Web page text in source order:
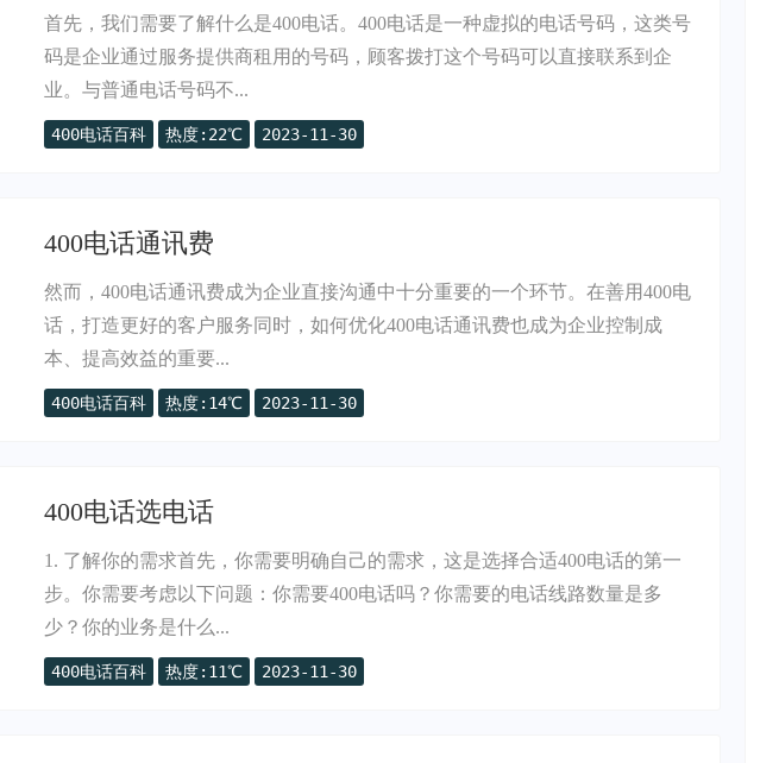
首先，我们需要了解什么是400电话。400电话是一种虚拟的电话号码，这类号
码是企业通过服务提供商租用的号码，顾客拨打这个号码可以直接联系到企
业。与普通电话号码不...
400电话百科 热度:22℃ 2023-11-30
400电话通讯费
然而，400电话通讯费成为企业直接沟通中十分重要的一个环节。在善用400电
话，打造更好的客户服务同时，如何优化400电话通讯费也成为企业控制成
本、提高效益的重要...
400电话百科 热度:14℃ 2023-11-30
400电话选电话
1. 了解你的需求首先，你需要明确自己的需求，这是选择合适400电话的第一
步。你需要考虑以下问题：你需要400电话吗？你需要的电话线路数量是多
少？你的业务是什么...
400电话百科 热度:11℃ 2023-11-30